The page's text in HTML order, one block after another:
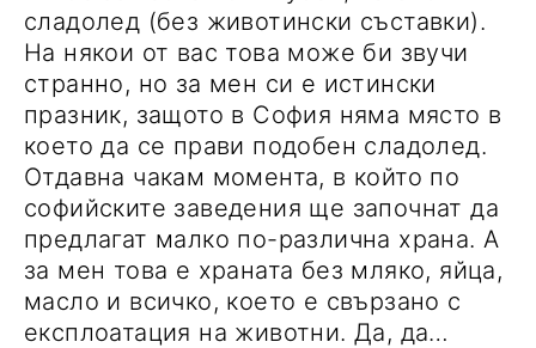
сладолед (без животински съставки).
На някои от вас това може би звучи
странно, но за мен си е истински
празник, защото в София няма място в
което да се прави подобен сладолед.
Отдавна чакам момента, в който по
софийските заведения ще започнат да
предлагат малко по-различна храна. А
за мен това е храната без мляко, яйца,
масло и всичко, което е свързано с
експлоатация на животни. Да, да…